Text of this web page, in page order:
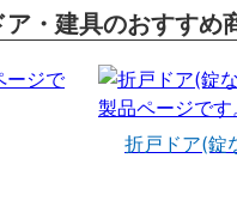
・建具のおすすめ
折戸ドア(錠